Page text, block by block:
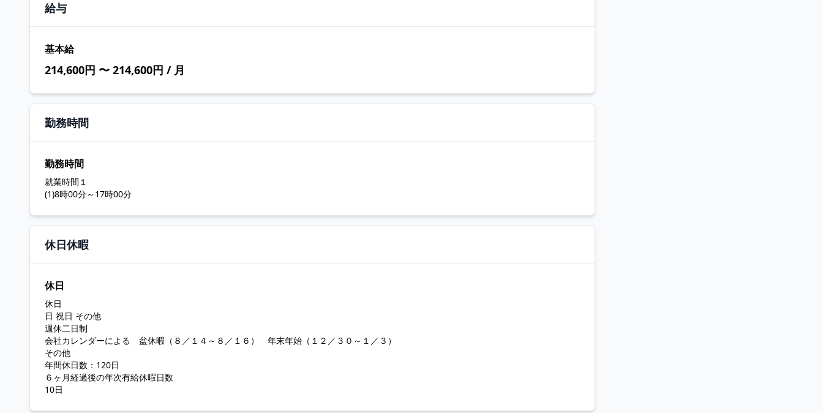
給与
基本給
214,600円 〜 214,600円 / 月
勤務時間
勤務時間
就業時間１
(1)8時00分～17時00分
休日休暇
休日
休日
日 祝日 その他
週休二日制
会社カレンダーによる 盆休暇（８／１４～８／１６） 年末年始（１２／３０～１／３）
その他
年間休日数：120日
６ヶ月経過後の年次有給休暇日数
10日